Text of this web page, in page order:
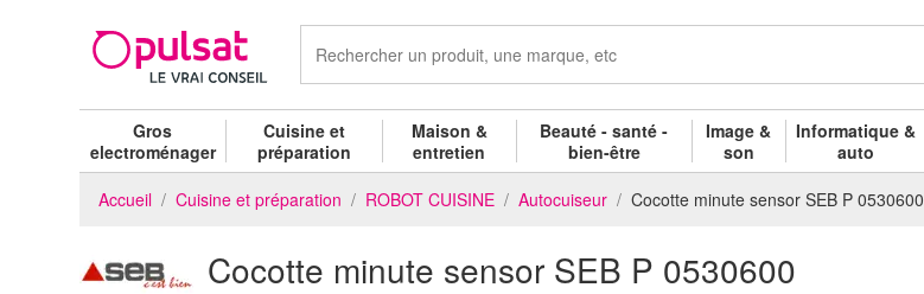
Gros
electroménager
Cuisine et
préparation
Maison &
entretien
Beauté - santé -
bien-être
Image &
son
Informatique &
auto
Accueil Cuisine et préparation ROBOT CUISINE Autocuiseur Cocotte minute sensor SEB P 0530600
Cocotte minute sensor SEB P 0530600